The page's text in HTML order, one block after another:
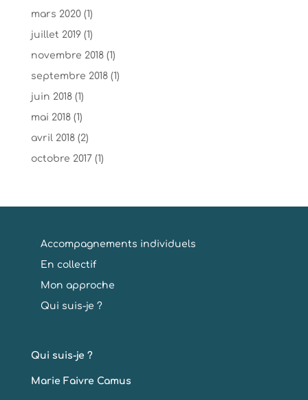
mars 2020(1)
juillet 2019(1)
novembre 2018(1)
septembre 2018(1)
juin 2018(1)
mai 2018(1)
avril 2018(2)
octobre 2017 (1)
Accompagnements individuels
En collectif
Mon approche
Qui suis-je ?
Qui suis-je ?
Marie Faivre Camus